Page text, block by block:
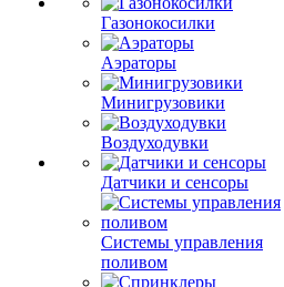
Газонокосилки
Аэраторы
Минигрузовики
Воздуходувки
Датчики и сенсоры
Системы управления
поливом